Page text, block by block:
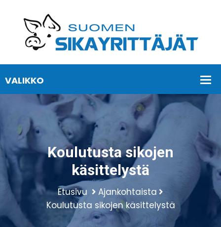
Koulutusta sikojen
käsittelystä
Etusivu
Ajankohtaista
Koulutusta sikojen käsittelystä